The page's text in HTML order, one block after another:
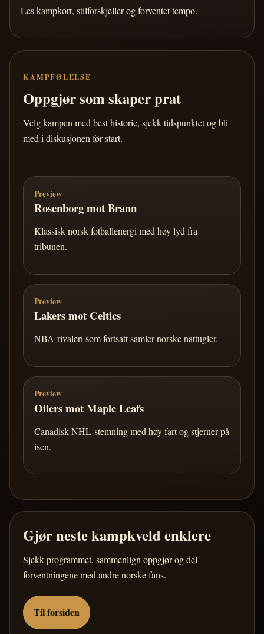
Les kampkort, stilforskjeller og forventet tempo.
KAMPFØLELSE
Oppgjør som skaper prat
Velg kampen med best historie, sjekk tidspunktet og bli
med i diskusjonen før start.
Preview
Rosenborg mot Brann
Klassisk norsk fotballenergi med høy lyd fra
tribunen.
Preview
Lakers mot Celtics
NBA-rivaleri som fortsatt samler norske nattugler.
Preview
Oilers mot Maple Leafs
Canadisk NHL-stemning med høy fart og stjerner på
isen.
Gjør neste kampkveld enklere
Sjekk programmet, sammenlign oppgjør og del
forventningene med andre norske fans.
Til forsiden